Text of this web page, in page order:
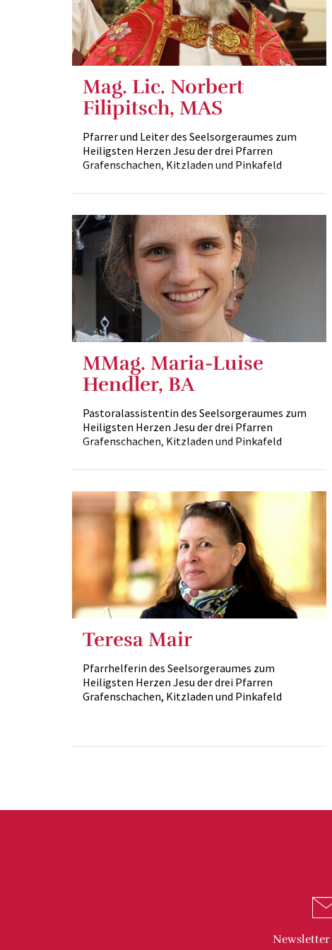
Mag. Lic. Norbert
Filipitsch, MAS
Pfarrer und Leiter des Seelsorgeraumes zum
Heiligsten Herzen Jesu der drei Pfarren
Grafenschachen, Kitzladen und Pinkafeld
MMag. Maria-Luise
Hendler, BA
Pastoralassistentin des Seelsorgeraumes zum
Heiligsten Herzen Jesu der drei Pfarren
Grafenschachen, Kitzladen und Pinkafeld
Teresa Mair
Pfarrhelferin des Seelsorgeraumes zum
Heiligsten Herzen Jesu der drei Pfarren
Grafenschachen, Kitzladen und Pinkafeld
Newsletter